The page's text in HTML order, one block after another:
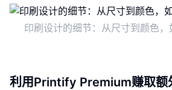
印刷设计的细节：从尺寸到颜色
利用Printify Premium赚取额